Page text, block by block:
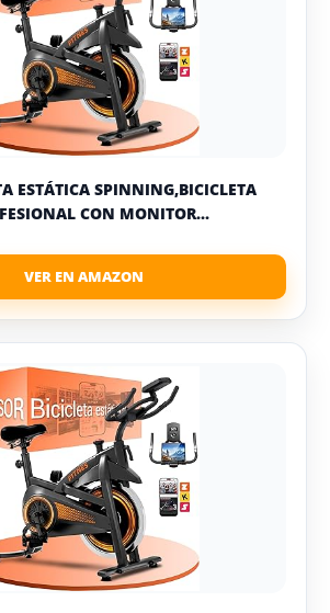
ESTÁTICA SPINNING,BICICLETA
CON MONITOR...